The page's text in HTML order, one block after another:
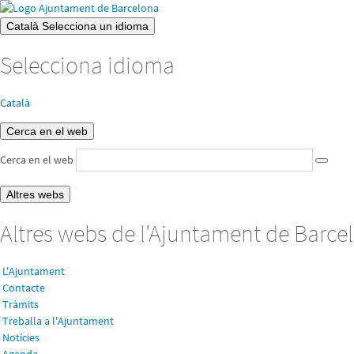
Català Selecciona un idioma
Selecciona idioma
Català
Cerca en el web
Cerca en el web
Altres webs
Altres webs de l'Ajuntament de
L'Ajuntament
Contacte
Tràmits
Treballa a l'Ajuntament
Notícies